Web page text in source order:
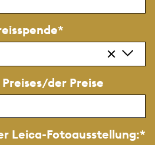
der Preise
Leica-Fotoausstellung: